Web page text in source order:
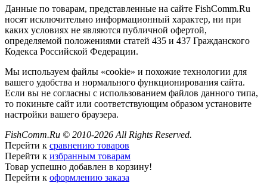
Данные по товарам, представленные на сайте FishComm.Ru
носят исключительно информационный характер, ни при
каких условиях не являются публичной офертой,
определяемой положениями статей 435 и 437 Гражданского
Кодекса Российской Федерации.
Мы используем файлы «cookie» и похожие технологии для
вашего удобства и нормального функционирования сайта.
Если вы не согласны с использованием файлов данного типа,
то покиньте сайт или соответствующим образом установите
настройки вашего браузера.
FishComm.Ru © 2010-2026 All Rights Reserved.
Перейти к сравнению товаров
Перейти к избранным товарам
Товар успешно добавлен в корзину!
Перейти к оформлению заказа